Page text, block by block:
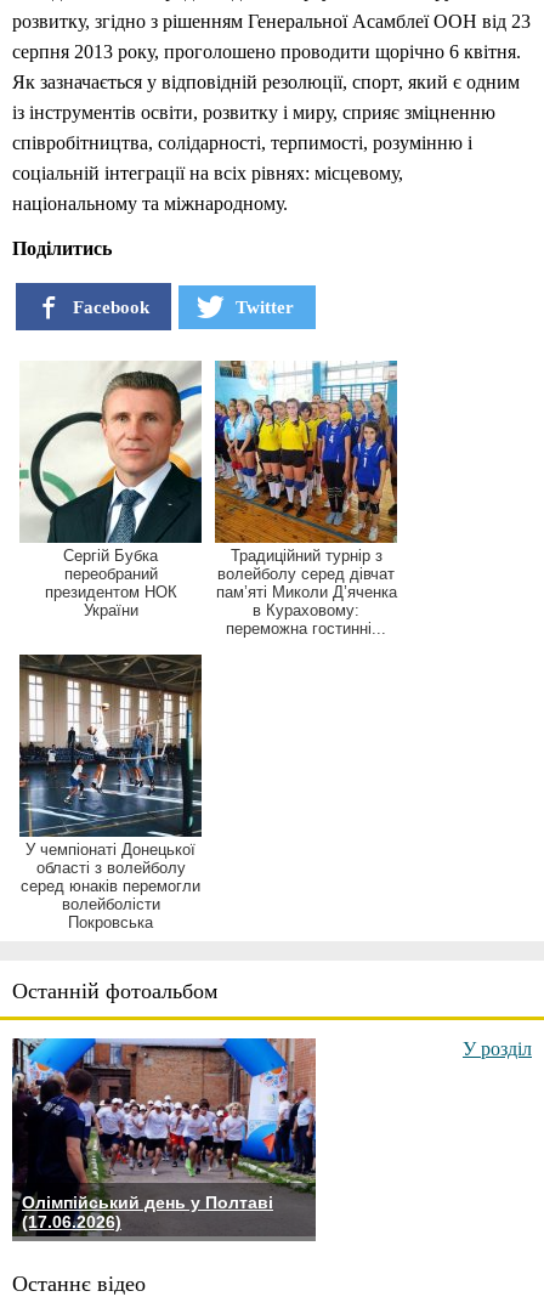
Останній фотоальбом
Олімпійський день у Полтаві
(17.06.2026)
У розділ
Останнє відео
розвитку, згідно з рішенням Генеральної Асамблеї ООН від 23
серпня 2013 року, проголошено проводити щорічно 6 квітня.
Як зазначається у відповідній резолюції, спорт, який є одним
із інструментів освіти, розвитку і миру, сприяє зміцненню
співробітництва, солідарності, терпимості, розумінню і
соціальній інтеграції на всіх рівнях: місцевому,
національному та міжнародному.
Поділитись
Facebook Twitter
Сергій Бубка
переобраний
президентом НОК
України
Традиційний турнір з
волейболу серед дівчат
пам’яті Миколи Д’яченка
в Кураховому:
переможна гостинні...
У чемпіонаті Донецької
області з волейболу
серед юнаків перемогли
волейболісти
Покровська